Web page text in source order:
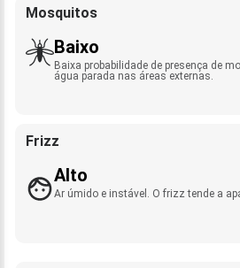
Mosquitos
Baixo
Baixa probabilidade de presença de
água parada nas áreas externas.
Frizz
Alto
Ar úmido e instável. O frizz tende a